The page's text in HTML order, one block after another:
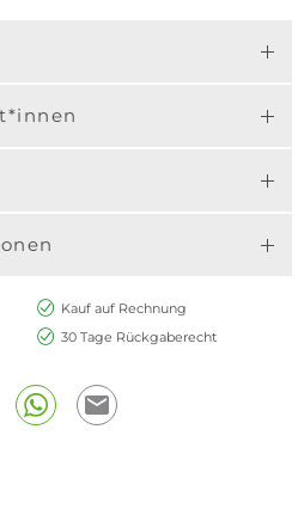
Kauf auf Rechnung
30 Tage Rückgaberecht